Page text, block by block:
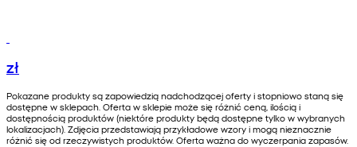
zł
Pokazane produkty są zapowiedzią nadchodzącej oferty i stopniowo staną się
dostępne w sklepach. Oferta w sklepie może się różnić ceną, ilością i
dostępnością produktów (niektóre produkty będą dostępne tylko w wybranych
lokalizacjach). Zdjęcia przedstawiają przykładowe wzory i mogą nieznacznie
różnić się od rzeczywistych produktów. Oferta ważna do wyczerpania zapasów.